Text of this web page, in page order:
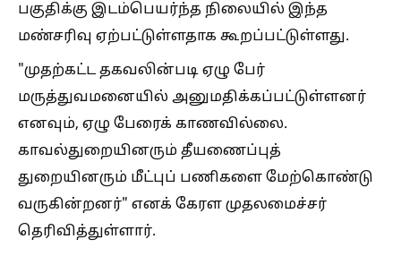
பகுதிக்கு இடம்பெயர்ந்த நிலையில் இந்த
மண்சரிவு ஏற்பட்டுள்ளதாக கூறப்பட்டுள்ளது.
"முதற்கட்ட தகவலின்படி ஏழு பேர்
மருத்துவமனையில் அனுமதிக்கப்பட்டுள்ளனர்
எனவும், ஏழு பேரைக் காணவில்லை.
காவல்துறையினரும் தீயணைப்புத்
துறையினரும் மீட்புப் பணிகளை மேற்கொண்டு
வருகின்றனர்" எனக் கேரள முதலமைச்சர்
தெரிவித்துள்ளார்.